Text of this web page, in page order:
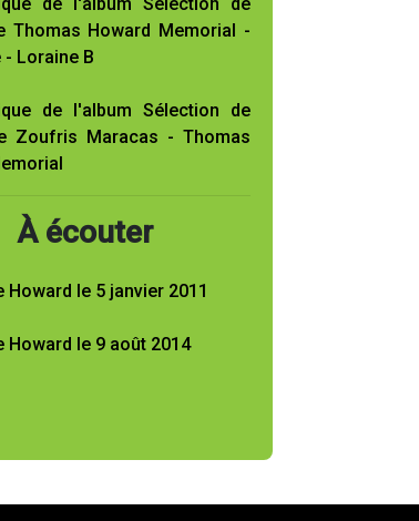
Thomas Howard Memorial -
- Loraine B
de l'album Sélection de
Zoufris Maracas - Thomas
À écouter
Howard le 5 janvier 2011
Howard le 9 août 2014